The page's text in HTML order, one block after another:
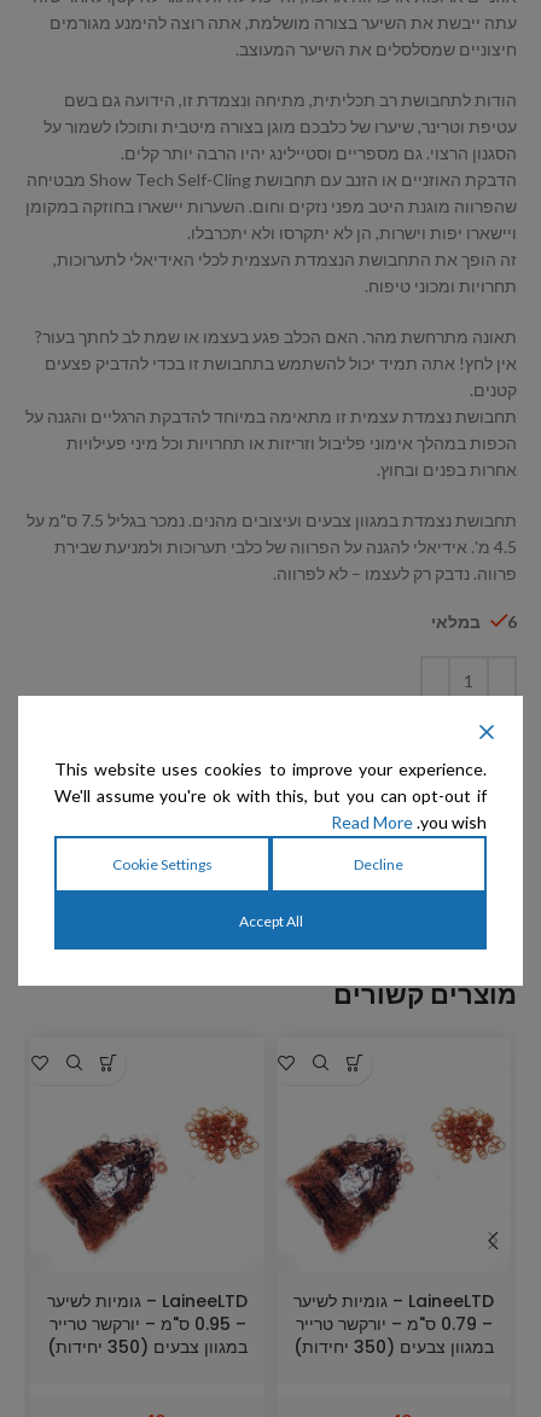
עתה ייבשת את השיער בצורה מושלמת, אתה רוצה להימנע מגורמים
חיצוניים שמסלסלים את השיער המעוצב.
הודות לתחבושת רב תכליתית, מתיחה ונצמדת זו, הידועה גם בשם
עטיפת וטרינר, שיערו של כלבכם מוגן בצורה מיטבית ותוכלו לשמור על
הסגנון הרצוי. גם מספריים וסטיילינג יהיו הרבה יותר קלים.
הדבקת האוזניים או הזנב עם תחבושת Show Tech Self-Cling מבטיחה
שהפרווה מוגנת היטב מפני נזקים וחום. השערות יישארו בחוזקה במקומן
ויישארו יפות וישרות, הן לא יתקרסו ולא יתכרבלו.
זה הופך את התחבושת הנצמדת העצמית לכלי האידיאלי לתערוכות,
תחרויות ומכוני טיפוח.
תאונה מתרחשת מהר. האם הכלב פגע בעצמו או שמת לב לחתך בעור?
אין לחץ! אתה תמיד יכול להשתמש בתחבושת זו בכדי להדביק פצעים
קטנים.
תחבושת נצמדת עצמית זו מתאימה במיוחד להדבקת הרגליים והגנה על
הכפות במהלך אימוני פליבול וזריזות או תחרויות וכל מיני פעילויות
אחרות בפנים ובחוץ.
תחבושת נצמדת במגוון צבעים ועיצובים מהנים. נמכר בגליל 7.5 ס"מ על
4.5 מ'. אידיאלי להגנה על הפרווה של כלבי תערוכות ולמניעת שבירת
פרווה. נדבק רק לעצמו – לא לפרווה.
6 במלאי
הוסף לרשימת המשאלות
קטגוריות:Transgroom-Show Tech
, גומיות, רולים, פפיונים ועוד
שיתוף:
מוצרים קשורים
LaineeLTD – גומיות לשיער
– 0.79 ס"מ – יורקשר טרייר
במגוון צבעים (350 יחידות)
LaineeLTD – גומיות לשיער
– 0.95 ס"מ – יורקשר טרייר
במגוון צבעים (350 יחידות)
This website uses cookies to improve your experience.
We'll assume you're ok with this, but you can opt-out if
you wish.
Read More
Decline
Cookie Settings
Accept All